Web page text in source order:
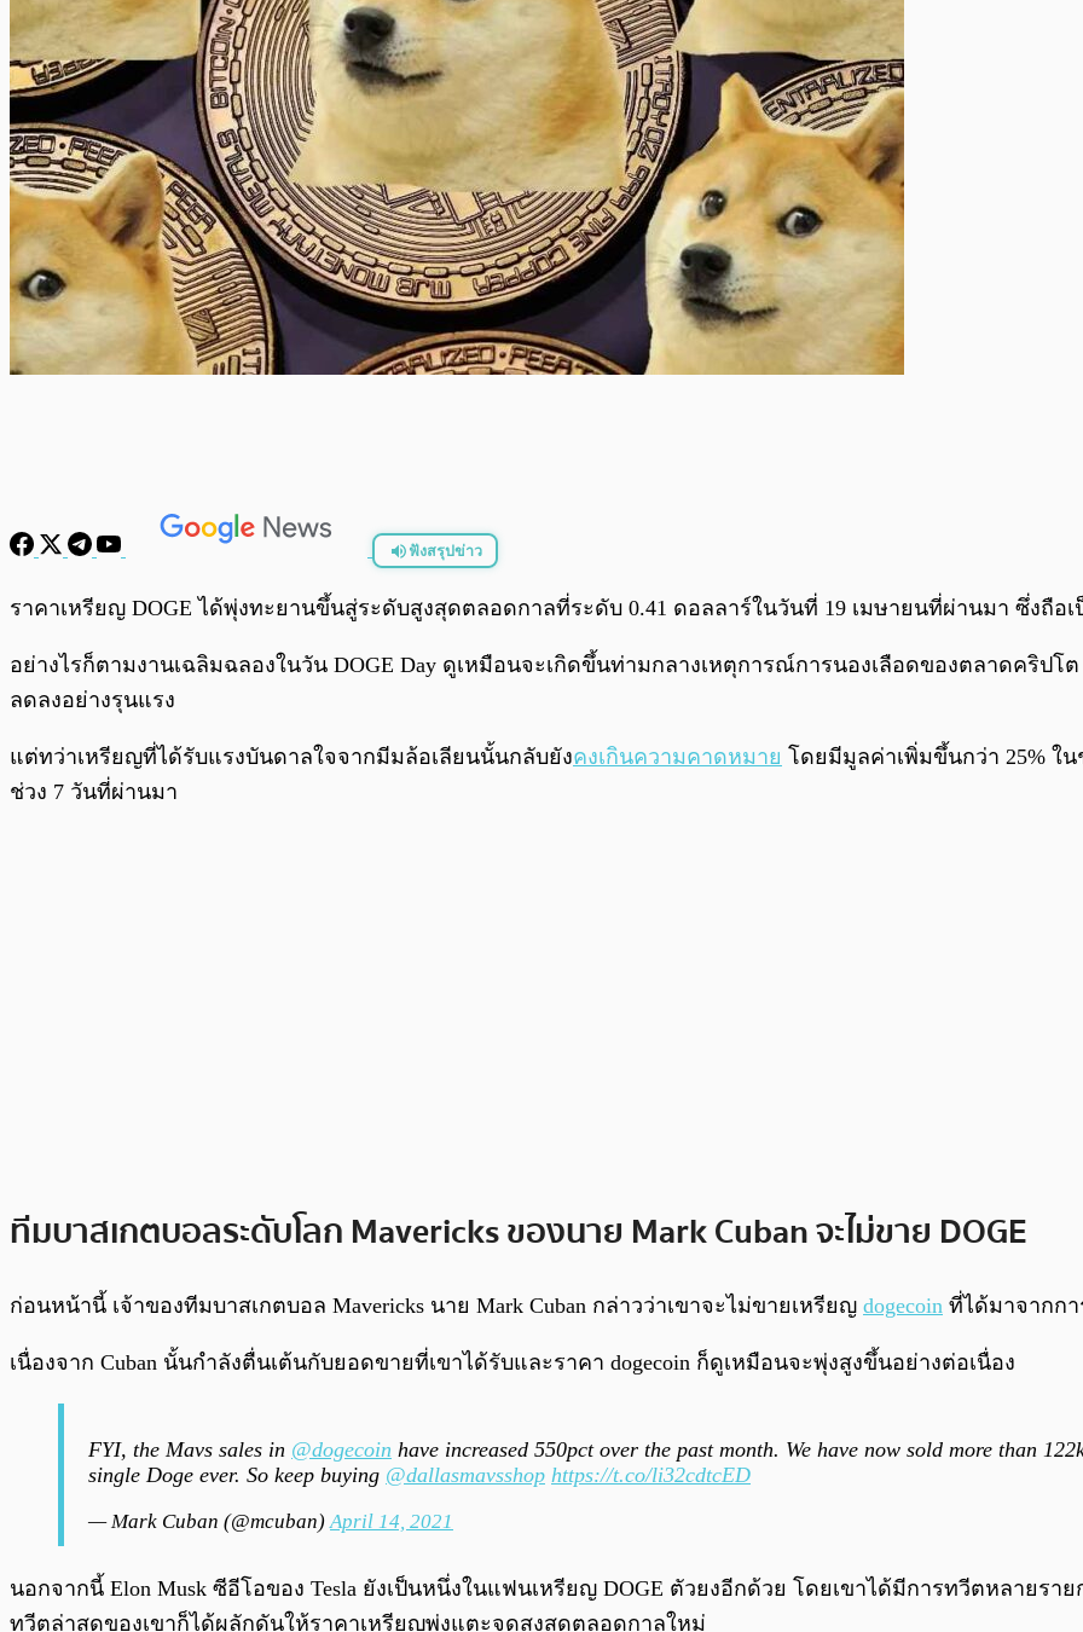
ฟังสรุปข่าว
พร้อมเล่น
ราคาเหรียญ DOGE ได้พุ่งทะยานขึ้นสู่ระดับสูงสุดตลอดกาลที่ระดับ 0.41 ดอลลาร์ในวันที่ 19 เมษายนที่ผ่านมา ซึ่งถือ
อย่างไรก็ตามงานเฉลิมฉลองในวัน DOGE Day ดูเหมือนจะเกิดขึ้นท่ามกลางเหตุการณ์การนองเลือดของตลาดคริป
ลดลงอย่างรุนแรง
แต่ทว่าเหรียญที่ได้รับแรงบันดาลใจจากมีมล้อเลียนนั้นกลับยังคงเกินความคาดหมาย โดยมีมูลค่าเพิ่มขึ้นกว่า 25% ใ
ช่วง 7 วันที่ผ่านมา
ทีมบาสเกตบอลระดับโลก Mavericks ของนาย Mark Cuban จะไม่ขาย DOGE
ก่อนหน้านี้ เจ้าของทีมบาสเกตบอล Mavericks นาย Mark Cuban กล่าวว่าเขาจะไม่ขายเหรียญ dogecoin ที่ได้มาจากกา
เนื่องจาก Cuban นั้นกำลังตื่นเต้นกับยอดขายที่เขาได้รับและราคา dogecoin ก็ดูเหมือนจะพุ่งสูงขึ้นอย่างต่อเนื่อง
FYI, the Mavs sales in @dogecoin have increased 550pct over the past month. We have now sold more than
single Doge ever. So keep buying @dallasmavsshop https://t.co/li32cdtcED
— Mark Cuban (@mcuban) April 14, 2021
นอกจากนี้ Elon Musk ซีอีโอของ Tesla ยังเป็นหนึ่งในแฟนเหรียญ DOGE ตัวยงอีกด้วย โดยเขาได้มีการทวีตหลายร
ทวีตล่าสุดของเขาก็ได้ผลักดันให้ราคาเหรียญพุ่งแตะจุดสูงสุดตลอดกาลใหม่